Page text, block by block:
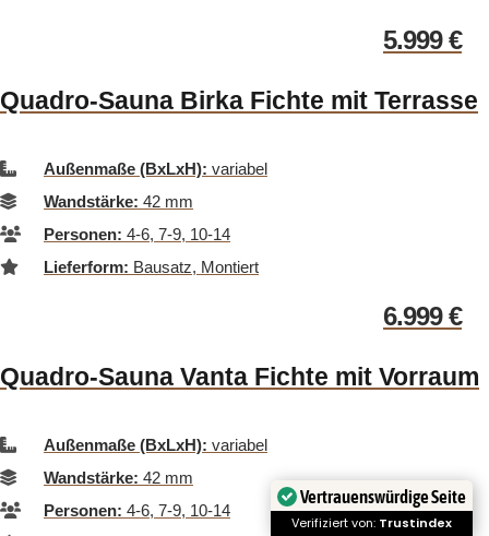
5.999€
Quadro-Sauna Birka Fichte mit Terrasse
Außenmaße (BxLxH): variabel
Wandstärke: 42 mm
Personen: 4-6, 7-9, 10-14
Lieferform: Bausatz, Montiert
6.999€
Quadro-Sauna Vanta Fichte mit Vorraum
Außenmaße (BxLxH): variabel
Wandstärke: 42 mm
Personen: 4-6, 7-9, 10-14
Vertrauenswürdige Seite
Verifiziert von: Trustindex